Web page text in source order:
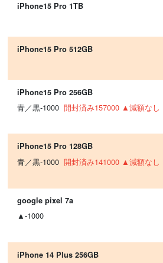
iPhone15 Pro 1TB
iPhone15 Pro 512GB
iPhone15 Pro 256GB
青／黒-1000 開封済み157000 ▲減額なし
iPhone15 Pro 128GB
青／黒-1000 開封済み141000 ▲減額なし
google pixel 7a
▲-1000
iPhone 14 Plus 256GB